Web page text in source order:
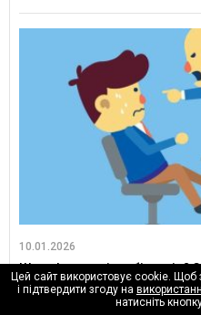
10.01.2026
Штрафуєте співробітників?
управлінець. Як навести
12862
Цей сайт використовує cookie. Щоб
і підтвердити згоду на
натисніть